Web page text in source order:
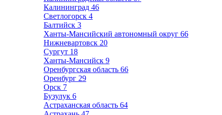
Калининград 46
Светлогорск 4
Балтийск 3
Ханты-Мансийский автономный округ 66
Нижневартовск 20
Сургут 18
Ханты-Мансийск 9
Оренбургская область 66
Оренбург 29
Орск 7
Бузулук 6
Астраханская область 64